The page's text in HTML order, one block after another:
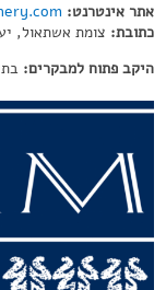
אתר אינטרנט:
כתובת: צומת אשתאול,
היקב פתוח למבקרים: